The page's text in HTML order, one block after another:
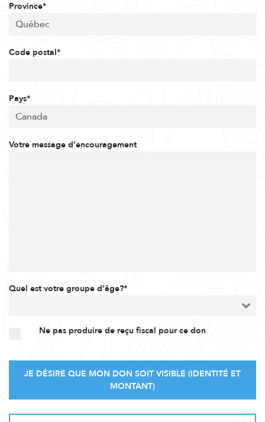
Province*
Code postal*
Pays*
Votre message d’encouragement
Quel est votre groupe d’âge?*
Ne pas produire de reçu fiscal pour ce don
JE DÉSIRE QUE MON DON SOIT VISIBLE (IDENTITÉ ET
MONTANT)